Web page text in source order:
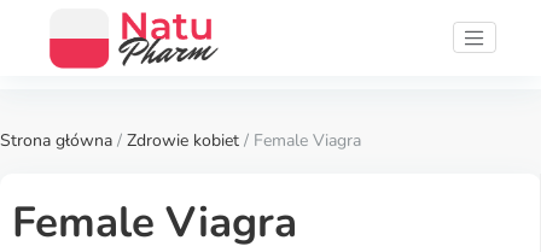
Strona główna / Zdrowie kobiet / Female Viagra
Female Viagra